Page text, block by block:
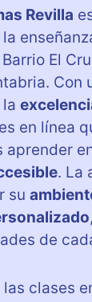
Revilla
El
Con
en línea
aprender
. La
su
de
clases